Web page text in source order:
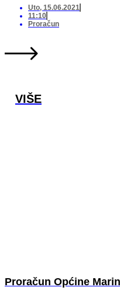
Uto, 15.06.2021
11:10
Proračun
VIŠE
Proračun Općine